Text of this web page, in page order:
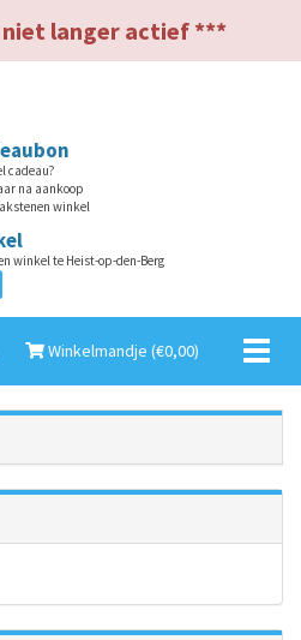
niet langer actief ***
cadeau?
na aankoop
winkel
winkel te Heist-op-den-Berg
Winkelmandje (€0,00)